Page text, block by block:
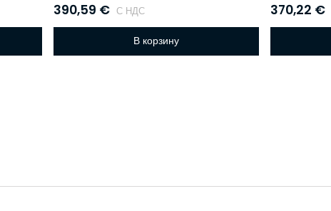
390,59 € С НДС
В корзину
370,22 €